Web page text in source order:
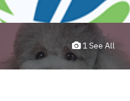
1 See All